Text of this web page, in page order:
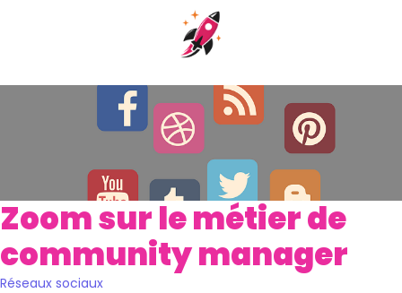
Zoom sur le métier de
community manager
Réseaux sociaux